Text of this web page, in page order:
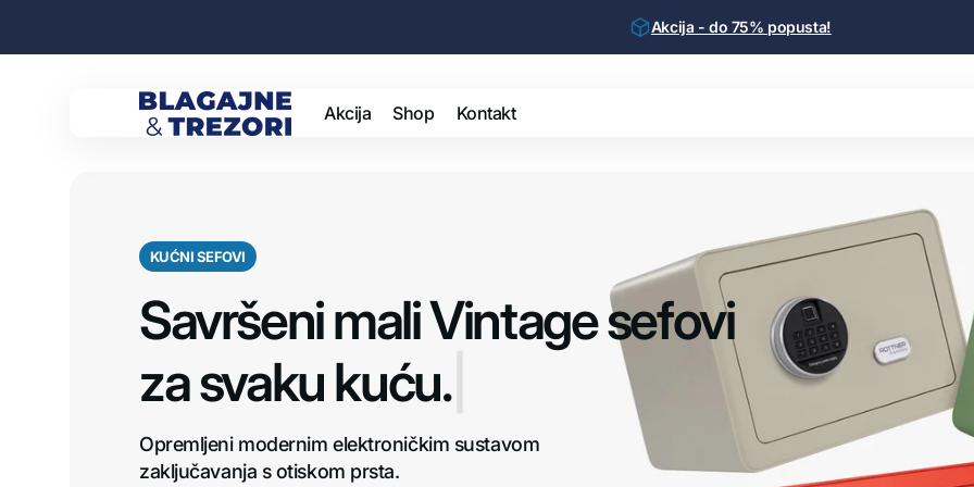
sadržaj
Akcija - do 75% popusta!
Blagajne
trezori
Akcija Shop
sefovi
Hotelski
Kućni sefovi
Metalni
Poštanski sandučići
Spremanje ključeva
Kontakt
KUĆNI SEFOVI
Savršeni mali Vintage sefovi
zasv|
Opremljeni modernim elektroničkim sustavom
zaključavanja s otiskom prsta.